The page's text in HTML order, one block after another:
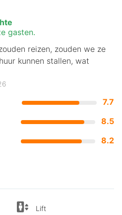
7.7
8.5
8.2
gasten.
reizen, zouden we ze
kunnen stallen, wat
Lift